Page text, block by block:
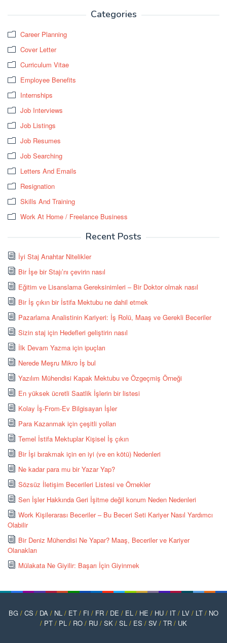
Categories
Career Planning
Cover Letter
Curriculum Vitae
Employee Benefits
Internships
Job Interviews
Job Listings
Job Resumes
Job Searching
Letters And Emails
Resignation
Skills And Training
Work At Home / Freelance Business
Recent Posts
İyi Staj Anahtar Nitelikler
Bir İşe bir Stajı’nı çevirin nasıl
Eğitim ve Lisanslama Gereksinimleri – Bir Doktor olmak nasıl
Bir İş çıkın bir İstifa Mektubu ne dahil etmek
Pazarlama Analistinin Kariyeri: İş Rolü, Maaş ve Gerekli Beceriler
Sizin staj için Hedefleri geliştirin nasıl
İlk Devam Yazma için ipuçları
Nerede Meşru Mikro İş bul
Yazılım Mühendisi Kapak Mektubu ve Özgeçmiş Örneği
En yüksek ücretli Saatlik İşlerin bir listesi
Kolay İş-From-Ev Bilgisayarı İşler
Para Kazanmak için çeşitli yolları
Temel İstifa Mektuplar Kişisel İş çıkın
Bir İşi bırakmak için en iyi (ve en kötü) Nedenleri
Ne kadar para mu bir Yazar Yap?
Sözsüz İletişim Becerileri Listesi ve Örnekler
Sen İşler Hakkında Geri İşitme değil konum Neden Nedenleri
Work Kişilerarası Beceriler – Bu Beceri Seti Kariyer Nasıl Yardımcı
Olabilir
Bir Deniz Mühendisi Ne Yapar? Maaş, Beceriler ve Kariyer
Olanakları
Mülakata Ne Giyilir: Başarı İçin Giyinmek
BG / CS / DA / NL / ET / FI / FR / DE / EL / HE / HU / IT / LV / LT / NO
/ PT / PL / RO / RU / SK / SL / ES / SV / TR / UK